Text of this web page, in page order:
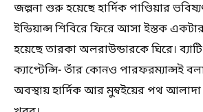
জল্পনা শুরু হয়েছে হার্দিক পাণ্ডিয়ার
ইন্ডিয়ান্স শিবিরে ফিরে আসা ইস্তক
হয়েছে তারকা অলরাউন্ডারকে ঘিরে।
ক্যাপ্টেন্সি- তাঁর কোনও পারফরম্যান্সই
অবস্থায় হার্দিক আর মুম্বইয়ের পথ